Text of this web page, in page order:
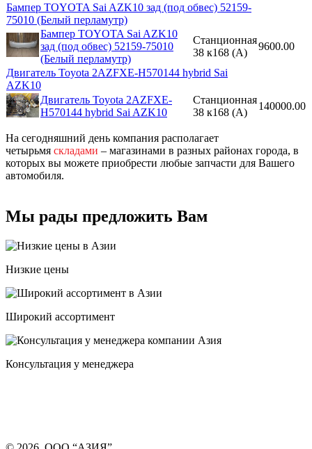
Бампер TOYOTA Sai AZK10 зад (под обвес) 52159-
75010 (Белый перламутр)
Бампер TOYOTA Sai AZK10
зад (под обвес) 52159-75010
(Белый перламутр)
Станционная
38 к168 (A)
9600.00
Двигатель Toyota 2AZFXE-H570144 hybrid Sai
AZK10
Двигатель Toyota 2AZFXE-
H570144 hybrid Sai AZK10
Станционная
38 к168 (A)
140000.00
На сегодняшний день компания располагает
четырьмя складами – магазинами в разных районах города, в
которых вы можете приобрести любые запчасти для Вашего
автомобиля.
Мы рады предложить Вам
Низкие цены
Широкий ассортимент
Консультация у менеджера